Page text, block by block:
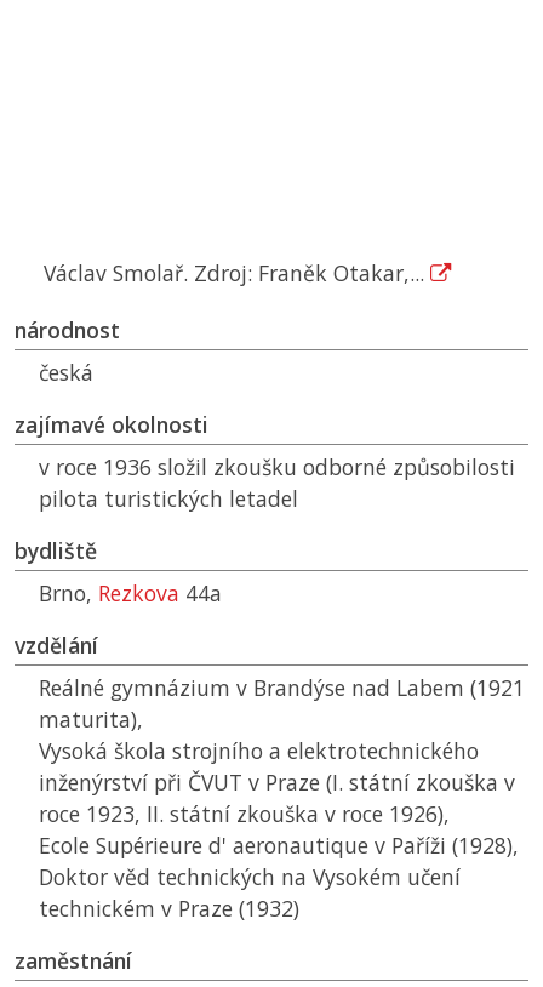
Václav Smolař. Zdroj: Franěk Otakar,...
národnost
česká
zajímavé okolnosti
v roce 1936 složil zkoušku odborné způsobilosti
pilota turistických letadel
bydliště
Brno, Rezkova 44a
vzdělání
Reálné gymnázium v Brandýse nad Labem (1921
maturita),
Vysoká škola strojního a elektrotechnického
inženýrství při ČVUT v Praze (I. státní zkouška v
roce 1923, II. státní zkouška v roce 1926),
Ecole Supérieure d' aeronautique v Paříži (1928),
Doktor věd technických na Vysokém učení
technickém v Praze (1932)
zaměstnání